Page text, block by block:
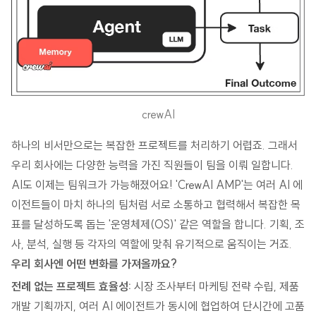
crewAI
하나의 비서만으로는 복잡한 프로젝트를 처리하기 어렵죠. 그래서
우리 회사에는 다양한 능력을 가진 직원들이 팀을 이뤄 일합니다.
AI도 이제는 팀워크가 가능해졌어요! 'CrewAI AMP'는 여러 AI 에
이전트들이 마치 하나의 팀처럼 서로 소통하고 협력해서 복잡한 목
표를 달성하도록 돕는 '운영체제(OS)' 같은 역할을 합니다. 기획, 조
사, 분석, 실행 등 각자의 역할에 맞춰 유기적으로 움직이는 거죠.
우리 회사엔 어떤 변화를 가져올까요?
전례 없는 프로젝트 효율성: 시장 조사부터 마케팅 전략 수립, 제품
개발 기획까지, 여러 AI 에이전트가 동시에 협업하여 단시간에 고품